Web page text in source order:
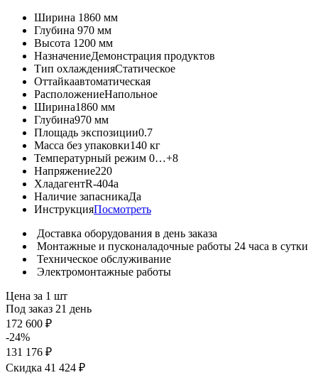
Ширина 1860 мм
Глубина 970 мм
Высота 1200 мм
НазначениеДемонстрация продуктов
Тип охлажденияСтатическое
Оттайкаавтоматическая
РасположениеНапольное
Ширина1860 мм
Глубина970 мм
Площадь экспозиции0.7
Масса без упаковки140 кг
Температурный режим 0…+8
Напряжение220
ХладагентR-404a
Наличие запасникаДа
ИнструкцияПосмотреть
Доставка оборудования в день заказа
Монтажные и пусконаладочные работы 24 часа в сутки
Техническое обслуживание
Электромонтажные работы
Цена за 1 шт
Под заказ 21 день
172 600 ₽
-24%
131 176 ₽
Скидка 41 424 ₽